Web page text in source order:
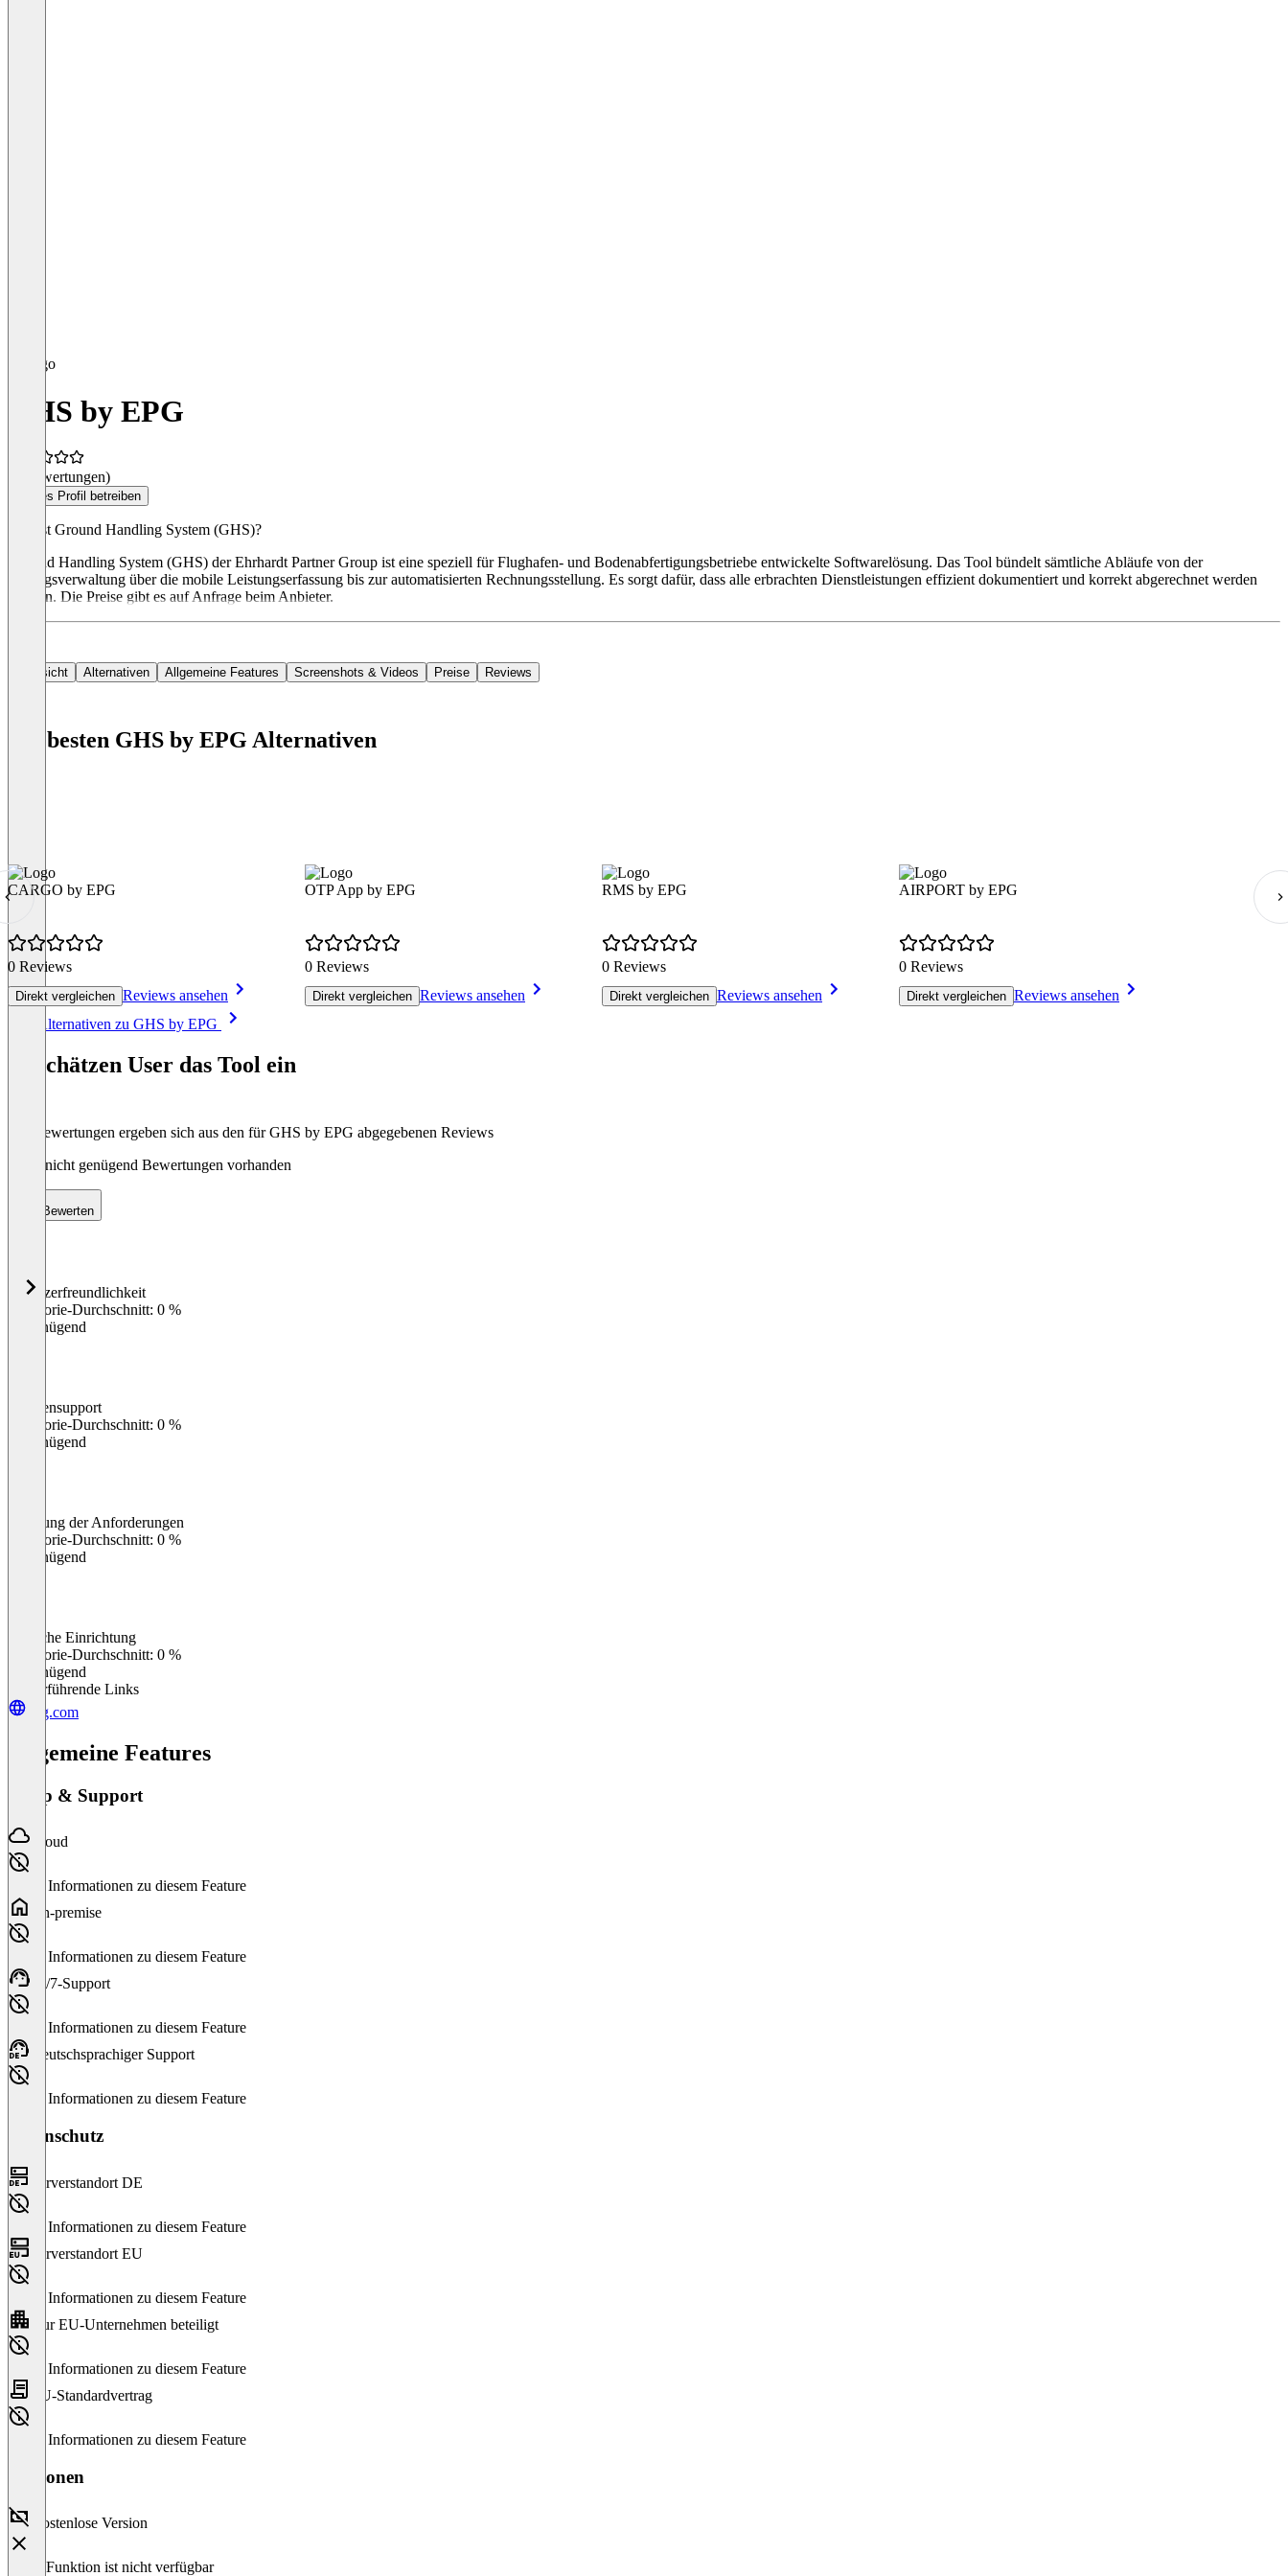
GHS by EPG
(0 Bewertungen)
Dieses Profil betreiben
Was ist Ground Handling System (GHS)?
Ground Handling System (GHS) der Ehrhardt Partner Group ist eine speziell für Flughafen- und Bodenabfertigungsbetriebe entwickelte Softwarelösung. Das Tool bündelt sämtliche Abläufe von der
Vertragsverwaltung über die mobile Leistungserfassung bis zur automatisierten Rechnungsstellung. Es sorgt dafür, dass alle erbrachten Dienstleistungen effizient dokumentiert und korrekt abgerechnet werden
können. Die Preise gibt es auf Anfrage beim Anbieter.
Übersicht Alternativen Allgemeine Features Screenshots & Videos Preise Reviews
Die besten GHS by EPG Alternativen
CARGO by EPG
0 Reviews
Direkt vergleichen Reviews ansehen
OTP App by EPG
0 Reviews
Direkt vergleichen Reviews ansehen
RMS by EPG
0 Reviews
Direkt vergleichen Reviews ansehen
AIRPORT by EPG
0 Reviews
Direkt vergleichen Reviews ansehen
Alle Alternativen zu GHS by EPG
So schätzen User das Tool ein
Die Bewertungen ergeben sich aus den für GHS by EPG abgegebenen Reviews
Noch nicht genügend Bewertungen vorhanden
Bewerten
%
Benutzerfreundlichkeit
Kategorie-Durchschnitt: 0 %
Ungenügend
Kundensupport
Kategorie-Durchschnitt: 0 %
Ungenügend
Erfüllung der Anforderungen
Kategorie-Durchschnitt: 0 %
Ungenügend
Einfache Einrichtung
Kategorie-Durchschnitt: 0 %
Ungenügend
Weiterführende Links
epg.com
Allgemeine Features
Setup & Support
Cloud
Keine Informationen zu diesem Feature
On-premise
Keine Informationen zu diesem Feature
24/7-Support
Keine Informationen zu diesem Feature
Deutschsprachiger Support
Keine Informationen zu diesem Feature
Datenschutz
Serverstandort DE
Keine Informationen zu diesem Feature
Serverstandort EU
Keine Informationen zu diesem Feature
Nur EU-Unternehmen beteiligt
Keine Informationen zu diesem Feature
EU-Standardvertrag
Keine Informationen zu diesem Feature
Versionen
Kostenlose Version
Diese Funktion ist nicht verfügbar